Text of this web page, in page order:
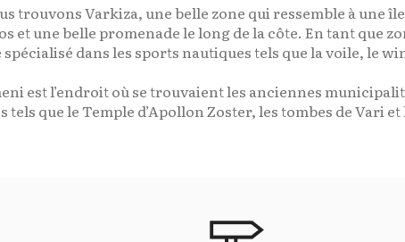
trouvons Varkiza, une belle zone qui ressemble à une
et une belle promenade le long de la côte. En tant que
dans les sports nautiques tels que la voile, le
est l’endroit où se trouvaient les anciennes
que le Temple d’Apollon Zoster, les tombes de Vari